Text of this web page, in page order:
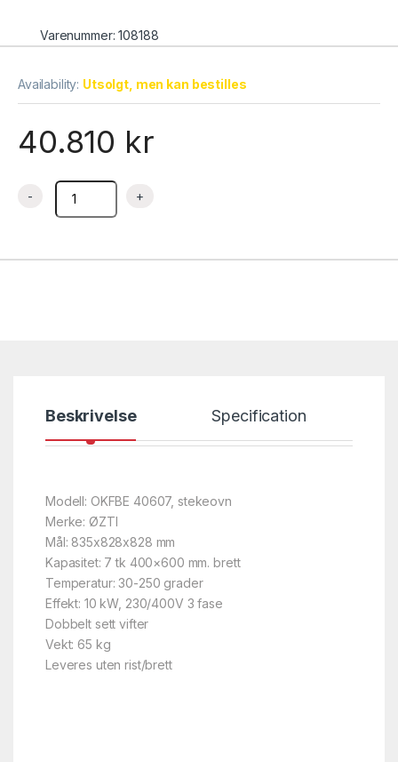
Varenummer: 108188
Availability: Utsolgt, men kan bestilles
40.810 kr
Konveksjonsovn elektrisk digital 3 fase OKFBE 40607, Øzti
Beskrivelse Specification
Modell: OKFBE 40607, stekeovn
Merke: ØZTI
Mål: 835x828x828 mm
Kapasitet: 7 tk 400×600 mm. brett
Temperatur: 30-250 grader
Effekt: 10 kW, 230/400V 3 fase
Dobbelt sett vifter
Vekt: 65 kg
Leveres uten rist/brett